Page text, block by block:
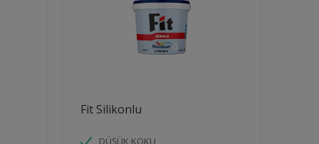
Fit Silikonlu
DÜŞÜK KOKU